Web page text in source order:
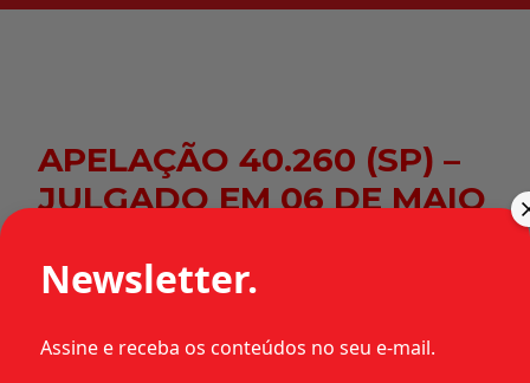
APELAÇÃO 40.260 (SP) –
JULGADO EM 06 DE MAIO
Ação Popular (AP)
Newsletter.
Assine e receba os conteúdos no seu e-mail.